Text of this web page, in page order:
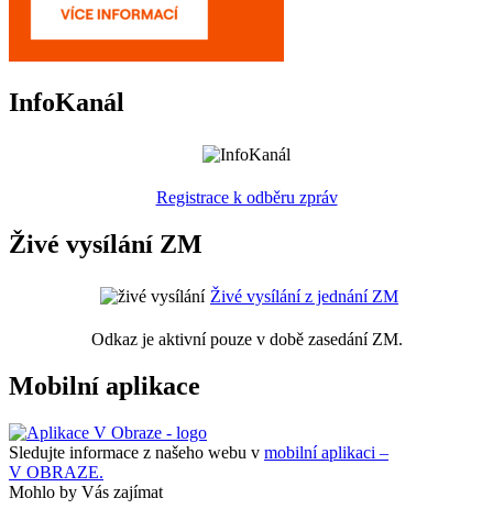
InfoKanál
Registrace k odběru zpráv
Živé vysílání ZM
Živé vysílání z jednání ZM
Odkaz je aktivní pouze v době zasedání ZM.
Mobilní aplikace
Sledujte informace z našeho webu v mobilní aplikaci –
V OBRAZE.
Mohlo by Vás zajímat